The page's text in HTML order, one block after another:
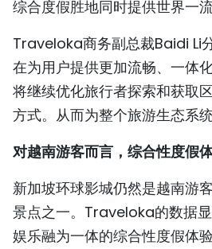
综合度假胜地同时提供世界一
Traveloka商务副总裁Baidi Li
在为用户提供更加流畅、一体
将继续优化旅行者探索和获取
方式。从而为整个旅游生态系
对越南游客而言，综合性度假
新加坡环球影城仍然是越南游
景点之一。Traveloka的数据
娱乐融为一体的综合性度假体